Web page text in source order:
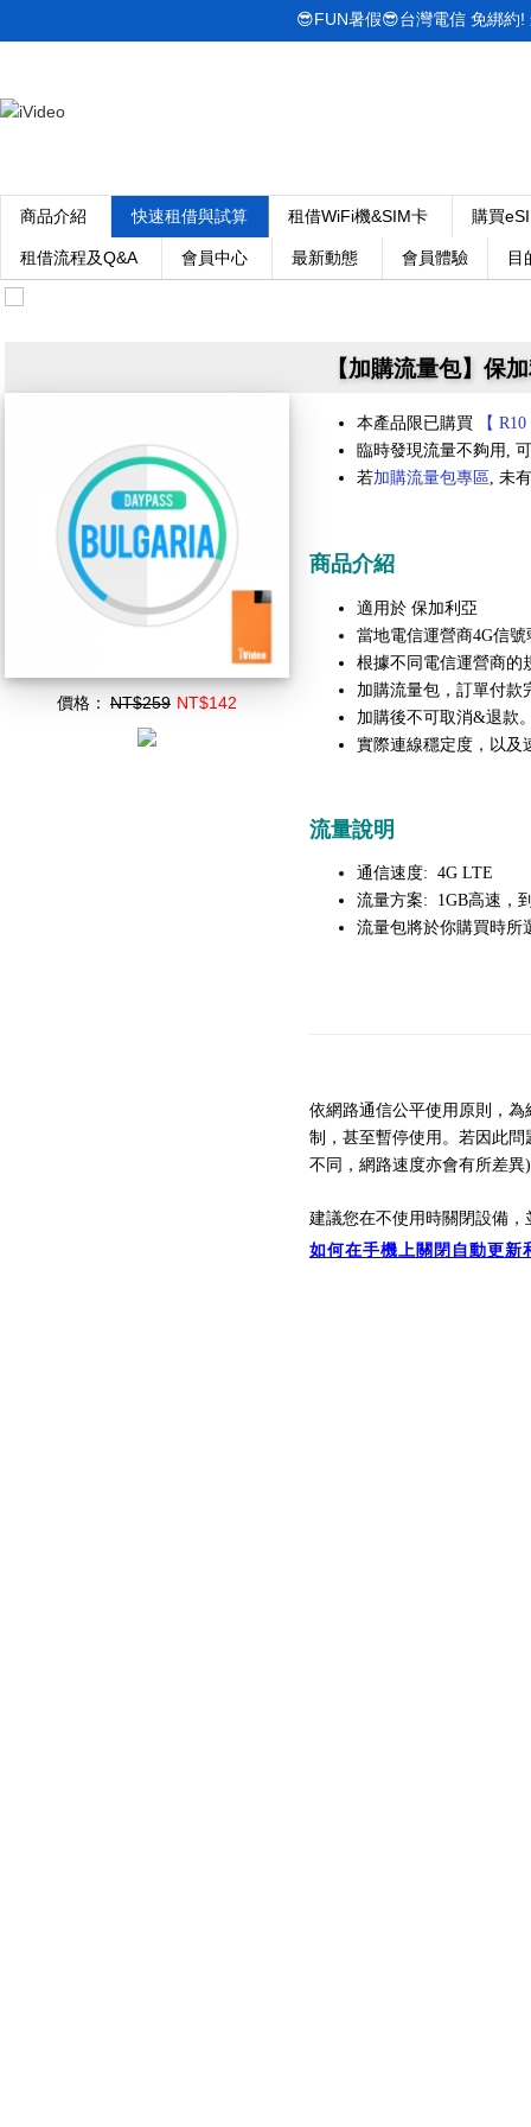
商品介紹 快速租借與試算 租借WiFi機&SIM卡 購買
租借流程及Q&A 會員中心 最新動態 會員體驗 目
😎FUN暑假😎台灣電信 免綁約
【加購流量包】保
價格： NT$259 NT$142
本產品限已購買
【
臨時發現流量不夠用,
若加購流量包專區, 未
商品介紹
適用於 保加利亞
當地電信運營商4G信
根據不同電信運營商的
加購流量包，訂單付款
加購後不可取消&退款
實際連線穩定度，以及
流量說明
通信速度: 4G LTE
流量方案: 1GB高速，
流量包將於你購買時所
依網路通信公平使用原則，
制， 甚至暫停使用。 若因此問
不同， 網路速度亦會有所差異
建議您在不使用時關閉設備，
如何在手機上關閉自動更新